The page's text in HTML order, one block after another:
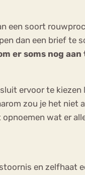
een soort
dan een brief te
er soms nog
ervoor te
zou je het
wat er
en zelfhaat